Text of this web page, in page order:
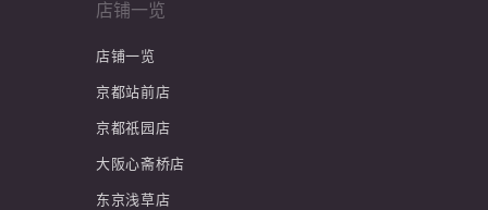
店铺一览
店铺一览
京都站前店
京都祇园店
大阪心斋桥店
东京浅草店